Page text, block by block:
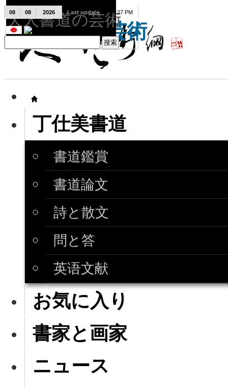
天人書道の芸術
丁仕美書道
書道鑑賞
書道論文
詩と散文
問と答
英语文献
お気に入り
書家と画家
ニュース
08 08 2026 Last update 08:15:27 PM
天人書道の芸術